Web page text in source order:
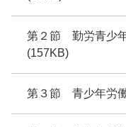
第２節 勤労青少
(157KB)
第３節 青少年労